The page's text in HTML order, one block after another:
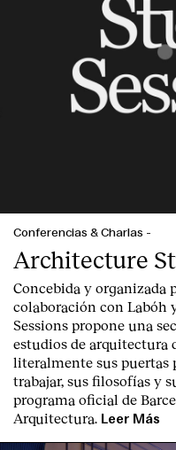
Conferencias & Charlas -
Architecture
Concebida y organizada
colaboración con Labóh
Sessions propone una
estudios de arquitectura
literalmente sus puertas
trabajar, sus filosofías y
programa oficial de
Arquitectura. Leer Más